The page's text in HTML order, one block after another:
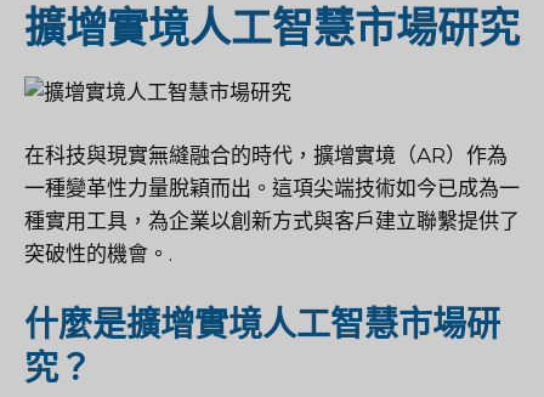
擴增實境人工智慧市場研究
在科技與現實無縫融合的時代，擴增實境（AR）作為
一種變革性力量脫穎而出。這項尖端技術如今已成為一
種實用工具，為企業以創新方式與客戶建立聯繫提供了
突破性的機會。.
什麼是擴增實境人工智慧市場研
究？